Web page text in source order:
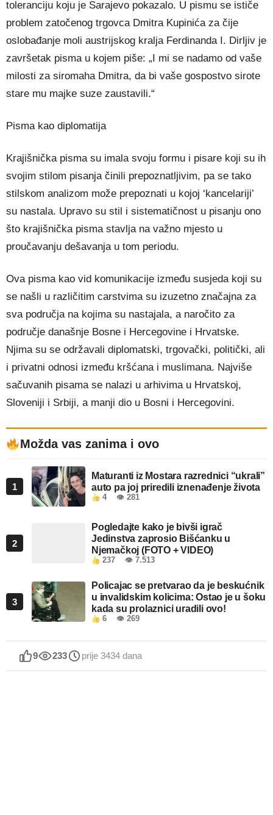
toleranciju koju je Sarajevo pokazalo. U pismu se ističe
problem zatočenog trgovca Dmitra Kupinića za čije
oslobađanje moli austrijskog kralja Ferdinanda I. Dirljiv je
završetak pisma u kojem piše: „I mi se nadamo od vaše
milosti za siromaha Dmitra, da bi vaše gospostvo sirote
stare mu majke suze zaustavili.“
Pisma kao diplomatija
Krajišnička pisma su imala svoju formu i pisare koji su ih
svojim stilom pisanja činili prepoznatljivim, pa se tako
stilskom analizom može prepoznati u kojoj ‘kancelariji’
su nastala. Upravo su stil i sistematičnost u pisanju ono
što krajišnička pisma stavlja na važno mjesto u
proučavanju dešavanja u tom periodu.
Ova pisma kao vid komunikacije između susjeda koji su
se našli u različitim carstvima su izuzetno značajna za
sva područja na kojima su nastajala, a naročito za
područje današnje Bosne i Hercegovine i Hrvatske.
Njima su se održavali diplomatski, trgovački, politički, ali
i privatni odnosi između kršćana i muslimana. Najviše
sačuvanih pisama se nalazi u arhivima u Hrvatskoj,
Sloveniji i Srbiji, a manji dio u Bosni i Hercegovini.
Možda vas zanima i ovo
1
Maturanti iz Mostara razrednici “ukrali”
auto pa joj priredili iznenađenje života
4 👁 281
2
Pogledajte kako je bivši igrač
Jedinstva zaprosio Bišćanku u
Njemačkoj (FOTO + VIDEO)
237 👁 7.513
3
Policajac se pretvarao da je beskućnik
u invalidskim kolicima: Ostao je u šoku
kada su prolaznici uradili ovo!
6 👁 269
9 233 prije 3434 dana